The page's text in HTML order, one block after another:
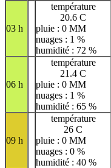
R S T
U
V
W X Y Z
03 h
température
20.6 C
pluie : 0 MM
nuages : 1 %
humidité : 72 %
06 h
température
21.4 C
pluie : 0 MM
nuages : 1 %
humidité : 65 %
09 h
température
26 C
pluie : 0 MM
nuages : 0 %
humidité : 40 %